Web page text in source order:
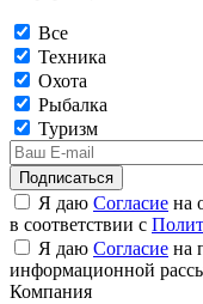
Все
Техника
Охота
Рыбалка
Туризм
Подписаться
Я даю Согласие на
в соответствии с
Я даю Согласие на
информационной
Компания